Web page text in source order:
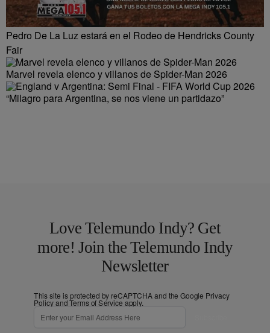
Pedro De La Luz estará en el Rodeo de Hendricks County
Fair
Marvel revela elenco y villanos de Spider-Man 2026
“Milagro para Argentina, se nos viene un partidazo”
Love Telemundo Indy? Get
more! Join the Telemundo Indy
Newsletter
This site is protected by reCAPTCHA and the Google Privacy
PolicyandTerms of Service apply.